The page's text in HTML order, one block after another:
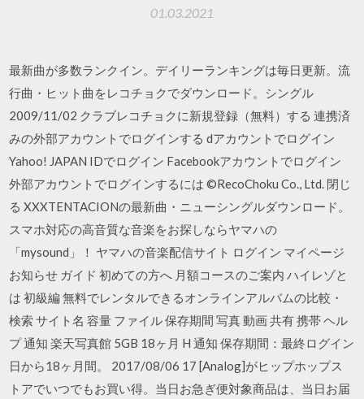
01.03.2021
最新曲が多数ランクイン。デイリーランキングは毎日更新。流
行曲・ヒット曲をレコチョクでダウンロード。シングル
2009/11/02 クラブレコチョクに新規登録（無料）する 連携済
みの外部アカウントでログインする dアカウントでログイン
Yahoo! JAPAN IDでログイン Facebookアカウントでログイン
外部アカウントでログインするには ©RecoChoku Co., Ltd. 閉じ
る XXXTENTACIONの最新曲・ニューシングルダウンロード。
スマホ対応の高音質な音楽をお探しならヤマハの
「mysound」！ ヤマハの音楽配信サイト ログイン マイページ
お知らせ ガイド 初めての方へ 月額コースのご案内 ハイレゾと
は 初級編 無料でレンタルできるオンラインアルバムの比較・
検索 サイト名 容量 ファイル 保存期間 写真 動画 共有 携帯 ヘル
プ 通知 楽天写真館 5GB 18ヶ月 H 通知 保存期間：最終ログイン
日から18ヶ月間。 2017/08/06 17 [Analog]がヒップホップス
トアでいつでもお買い得。当日お急ぎ便対象商品は、当日お届